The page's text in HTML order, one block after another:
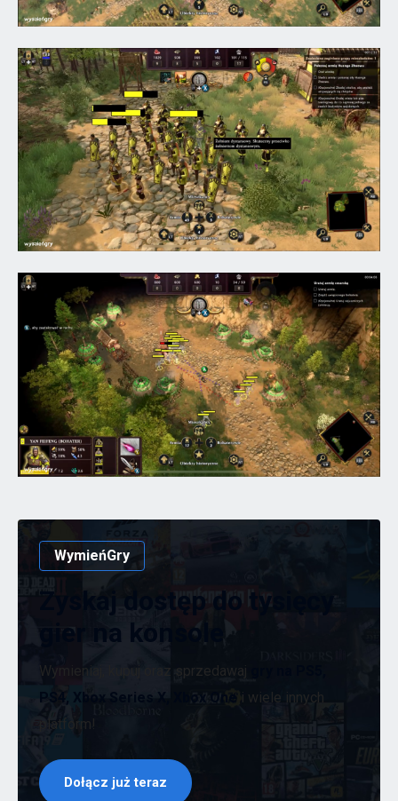
WymieńGry
Zyskaj dostęp do tysięcy
gier na konsole
Wymieniaj, kupuj oraz sprzedawaj
PS4, Xbox Series X, Xbox One i wiele innych
platform!
Dołącz już teraz